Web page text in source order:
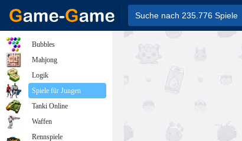
Bubbles
Mahjong
Logik
Spiele für Jungen
Tanki Online
Waffen
Rennspiele